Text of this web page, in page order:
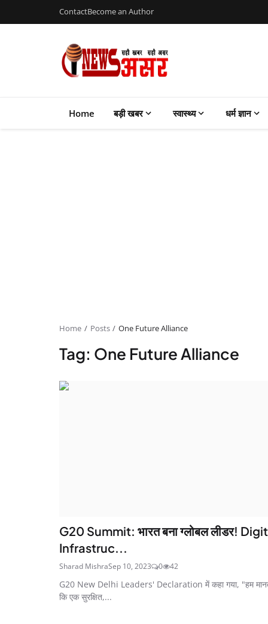
ContactBecome an Author
Home बड़ी खबर स्वास्थ्य धर्म ज्ञान
Home Posts One Future Alliance
Tag: One Future Alliance
G20 Summit: भारत बना ग्लोबल लीडर!
Infrastruc...
Sharad MishraSep 10, 2023 0 42
G20 New Delhi Leaders' Declaration में कहा गया, "हम
कि एक सुरक्षित,...